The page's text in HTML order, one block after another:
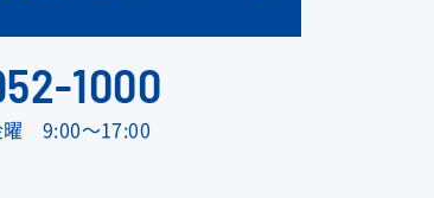
1000
曜 9:00〜17:00